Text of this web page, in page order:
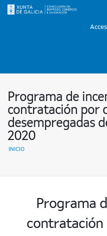
Programa de
contratación por
desempregadas
2020
INICIO
Programa
contratación